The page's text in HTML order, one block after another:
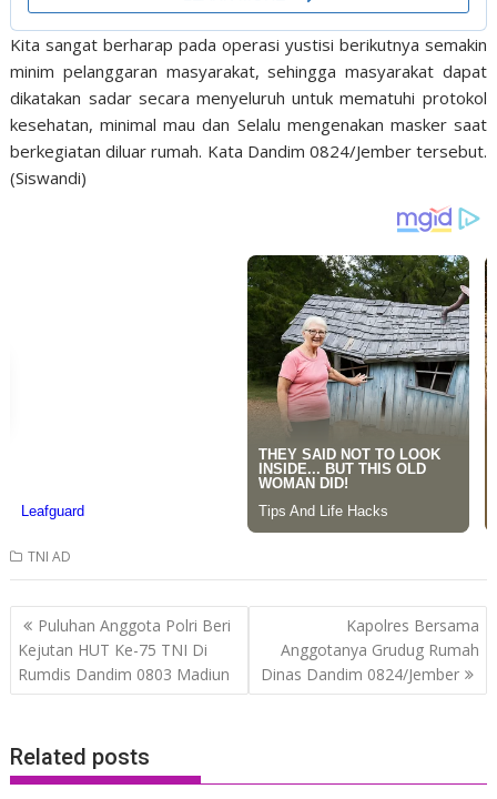
Kita sangat berharap pada operasi yustisi berikutnya semakin
minim pelanggaran masyarakat, sehingga masyarakat dapat
dikatakan sadar secara menyeluruh untuk mematuhi protokol
kesehatan, minimal mau dan Selalu mengenakan masker saat
berkegiatan diluar rumah. Kata Dandim 0824/Jember tersebut.
(Siswandi)
TNI AD
Post
navigation
Puluhan Anggota Polri Beri
Kejutan HUT Ke-75 TNI Di
Rumdis Dandim 0803 Madiun
Kapolres Bersama
Anggotanya Grudug Rumah
Dinas Dandim 0824/Jember
Related posts